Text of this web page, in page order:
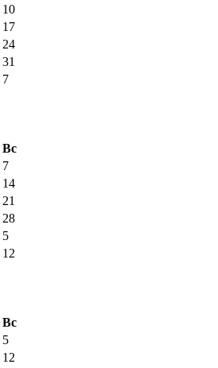
10
17
24
31
7
Вс
7
14
21
28
5
12
Вс
5
12